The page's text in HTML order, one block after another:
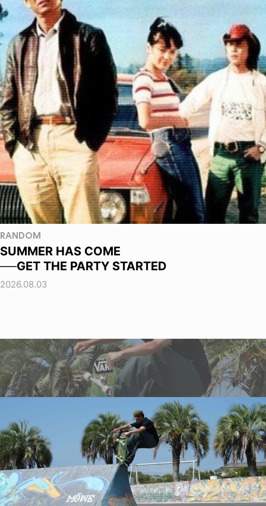
RANDOM
SUMMER HAS COME
──GET THE PARTY STARTED
2026.08.03